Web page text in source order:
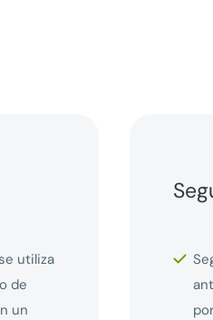
utiliza
de
un